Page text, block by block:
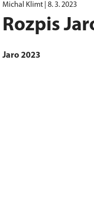
Michal Klimt | 8. 3. 2023
Rozpis
Jaro 2023